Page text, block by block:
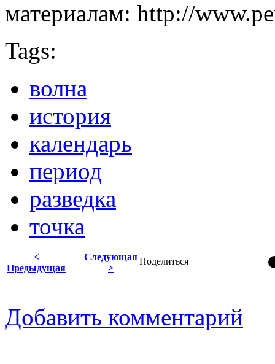
материалам: http://
Tags:
волна
история
календарь
период
разведка
точка
Поделиться
<
Предыдущая
Следующая
>
Добавить комментарий